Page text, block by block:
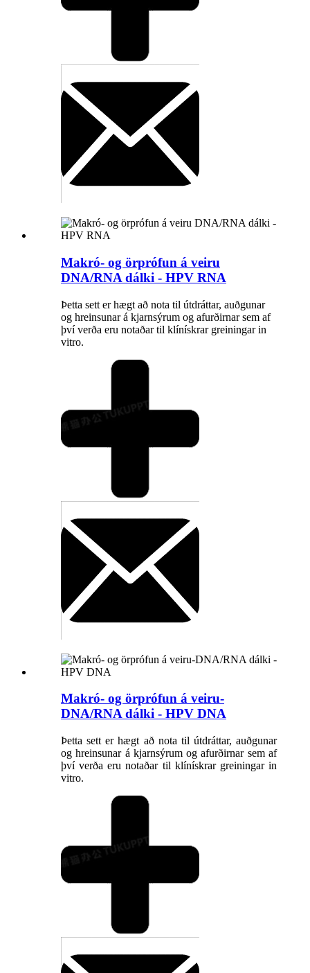
Makró- og örprófun á veiru
DNA/RNA dálki - HPV RNA
Þetta sett er hægt að nota til útdráttar, auðgunar
og hreinsunar á kjarnsýrum og afurðirnar sem af
því verða eru notaðar til klínískrar greiningar in
vitro.
Makró- og örprófun á veiru-
DNA/RNA dálki - HPV DNA
Þetta sett er hægt að nota til útdráttar, auðgunar
og hreinsunar á kjarnsýrum og afurðirnar sem af
því verða eru notaðar til klínískrar greiningar in
vitro.